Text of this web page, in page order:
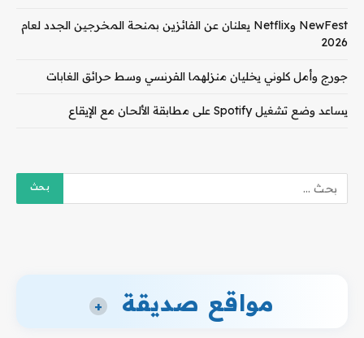
NewFest وNetflix يعلنان عن الفائزين بمنحة المخرجين الجدد لعام
2026
جورج وأمل كلوني يخليان منزلهما الفرنسي وسط حرائق الغابات
يساعد وضع تشغيل Spotify على مطابقة الألحان مع الإيقاع
مواقع صديقة +